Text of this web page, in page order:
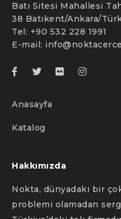
Batı Sitesi Mahallesi
38 Batıkent/Ankara/
Tel: +90 532 228 1991
E-mail:
Anasayfa
Katalog
Hakkımızda
Nokta, dünyadaki bir
problemi olamadan